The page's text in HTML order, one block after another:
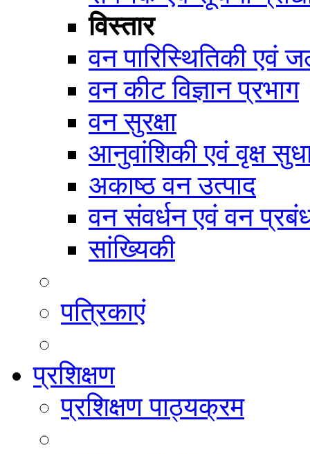
विस्तार
वन पारिस्थितिकी एवं
वन कीट विज्ञान प्रभाग
वन सुरक्षा
आनुवांशिकी एवं वृक्ष
अकाष्ठ वन उत्पाद
वन संवर्धन एवं वन
सांख्यिकी
पत्रिकाएं
प्रशिक्षण
प्रशिक्षण पाठ्यक्रम